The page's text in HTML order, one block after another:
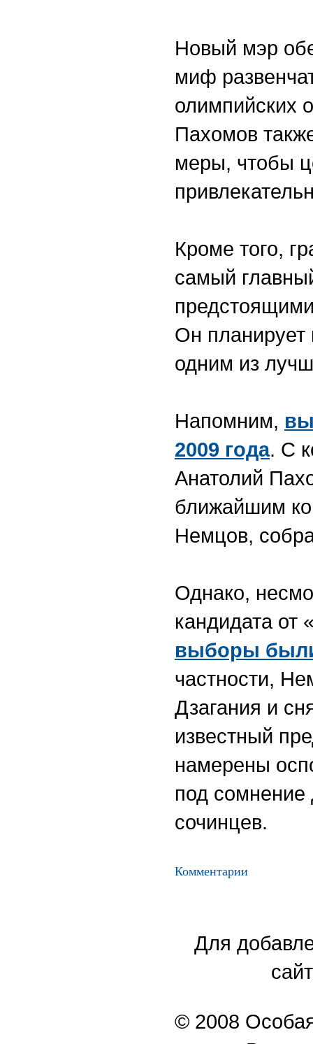
Новый мэр
миф
олимпийских
Пахомов
меры, чтобы
Кроме того,
самый
Он планирует
одним из
Напомним,
2009 года. С
Анатолий
ближайшим
Немцов,
Однако,
кандидата от
выборы
частности,
Дзагания и
известный
намерены
под сомнение
сочинцев.
Комментарии
Для
© 2008